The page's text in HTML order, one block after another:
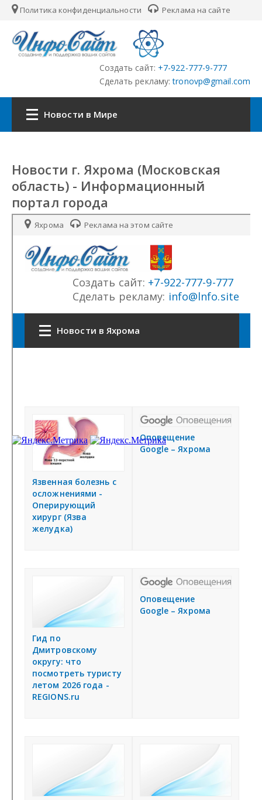
Политика конфиденциальности Реклама на сайте
Создать сайт: +7-922-777-9-777
Сделать рекламу: tronovp@gmail.com
Новости в Мире
ЦФО
ПФО
УФО
СКФО
Заказать создание сайта
Новости г. Яхрома (Московская
область) - Информационный
портал города